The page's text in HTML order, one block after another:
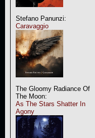
Stefano Panunzi:
Caravaggio
The Gloomy Radiance Of
The Moon:
As The Stars Shatter In
Agony